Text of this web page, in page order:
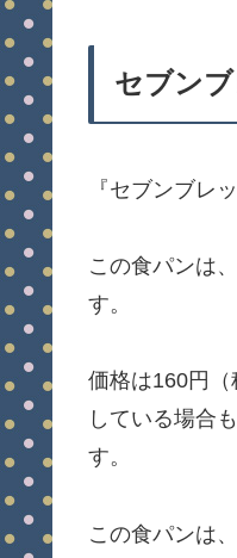
セブン
『セブンブレ
この食パンは
す。
価格は160円
している場合
す。
この食パンは